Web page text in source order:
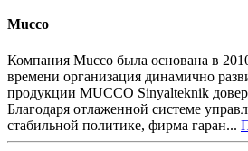
Mucco
Компания Mucco была основана в
времени организация динамично
продукции MUCCO Sinyalteknik
Благодаря отлаженной системе
стабильной политике, фирма гаран...